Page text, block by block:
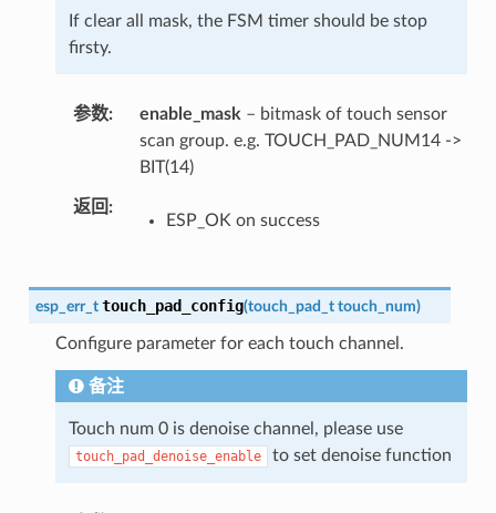
If clear all mask, the FSM timer should be stop
firsty.
参数 enable_mask – bitmask of touch sensor
scan group. e.g. TOUCH_PAD_NUM14 ->
BIT(14)
返回
ESP_OK on success
esp_err_t touch_pad_config(touch_pad_t touch_num)
Configure parameter for each touch channel.
备注
Touch num 0 is denoise channel, please use
touch_pad_denoise_enable to set denoise function